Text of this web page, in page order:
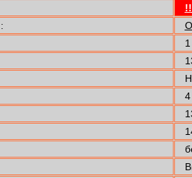
1
4